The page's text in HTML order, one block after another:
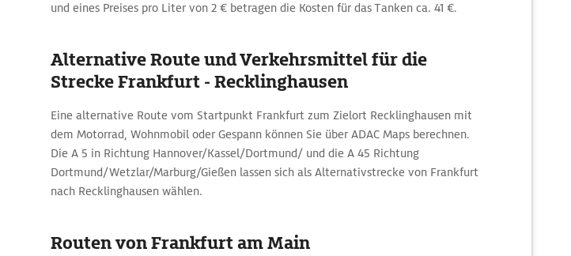
und eines Preises pro Liter von 2 € betragen die Kosten für das Tanken ca. 41 €.
Alternative Route und Verkehrsmittel für die
Strecke Frankfurt - Recklinghausen
Eine alternative Route vom Startpunkt Frankfurt zum Zielort Recklinghausen mit
dem Motorrad, Wohnmobil oder Gespann können Sie über ADAC Maps berechnen.
Die A 5 in Richtung Hannover/Kassel/Dortmund/ und die A 45 Richtung
Dortmund/Wetzlar/Marburg/Gießen lassen sich als Alternativstrecke von Frankfurt
nach Recklinghausen wählen.
Routen von Frankfurt am Main